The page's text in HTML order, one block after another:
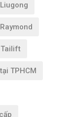
Tailift
TPHCM